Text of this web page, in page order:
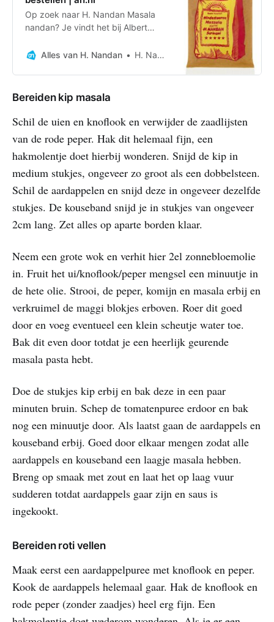
Op zoek naar H. Nandan Masala
nandan? Je vindt het bij Albert
huis. Voor jou geen gesjouw.
Alles van H. Nandan H. Nandan
Bereiden kip masala
Schil de uien en knoflook en verwijder de zaadlijsten
van de rode peper. Hak dit helemaal fijn, een
hakmolentje doet hierbij wonderen. Snijd de kip in
medium stukjes, ongeveer zo groot als een dobbelsteen.
Schil de aardappelen en snijd deze in ongeveer dezelfde
stukjes. De kouseband snijd je in stukjes van ongeveer
2cm lang. Zet alles op aparte borden klaar.
Neem een grote wok en verhit hier 2el zonnebloemolie
in. Fruit het ui/knoflook/peper mengsel een minuutje in
de hete olie. Strooi, de peper, komijn en masala erbij en
verkruimel de maggi blokjes erboven. Roer dit goed
door en voeg eventueel een klein scheutje water toe.
Bak dit even door totdat je een heerlijk geurende
masala pasta hebt.
Doe de stukjes kip erbij en bak deze in een paar
minuten bruin. Schep de tomatenpuree erdoor en bak
nog een minuutje door. Als laatst gaan de aardappels en
kouseband erbij. Goed door elkaar mengen zodat alle
aardappels en kouseband een laagje masala hebben.
Breng op smaak met zout en laat het op laag vuur
sudderen totdat aardappels gaar zijn en saus is
ingekookt.
Bereiden roti vellen
Maak eerst een aardappelpuree met knoflook en peper.
Kook de aardappels helemaal gaar. Hak de knoflook en
rode peper (zonder zaadjes) heel erg fijn. Een